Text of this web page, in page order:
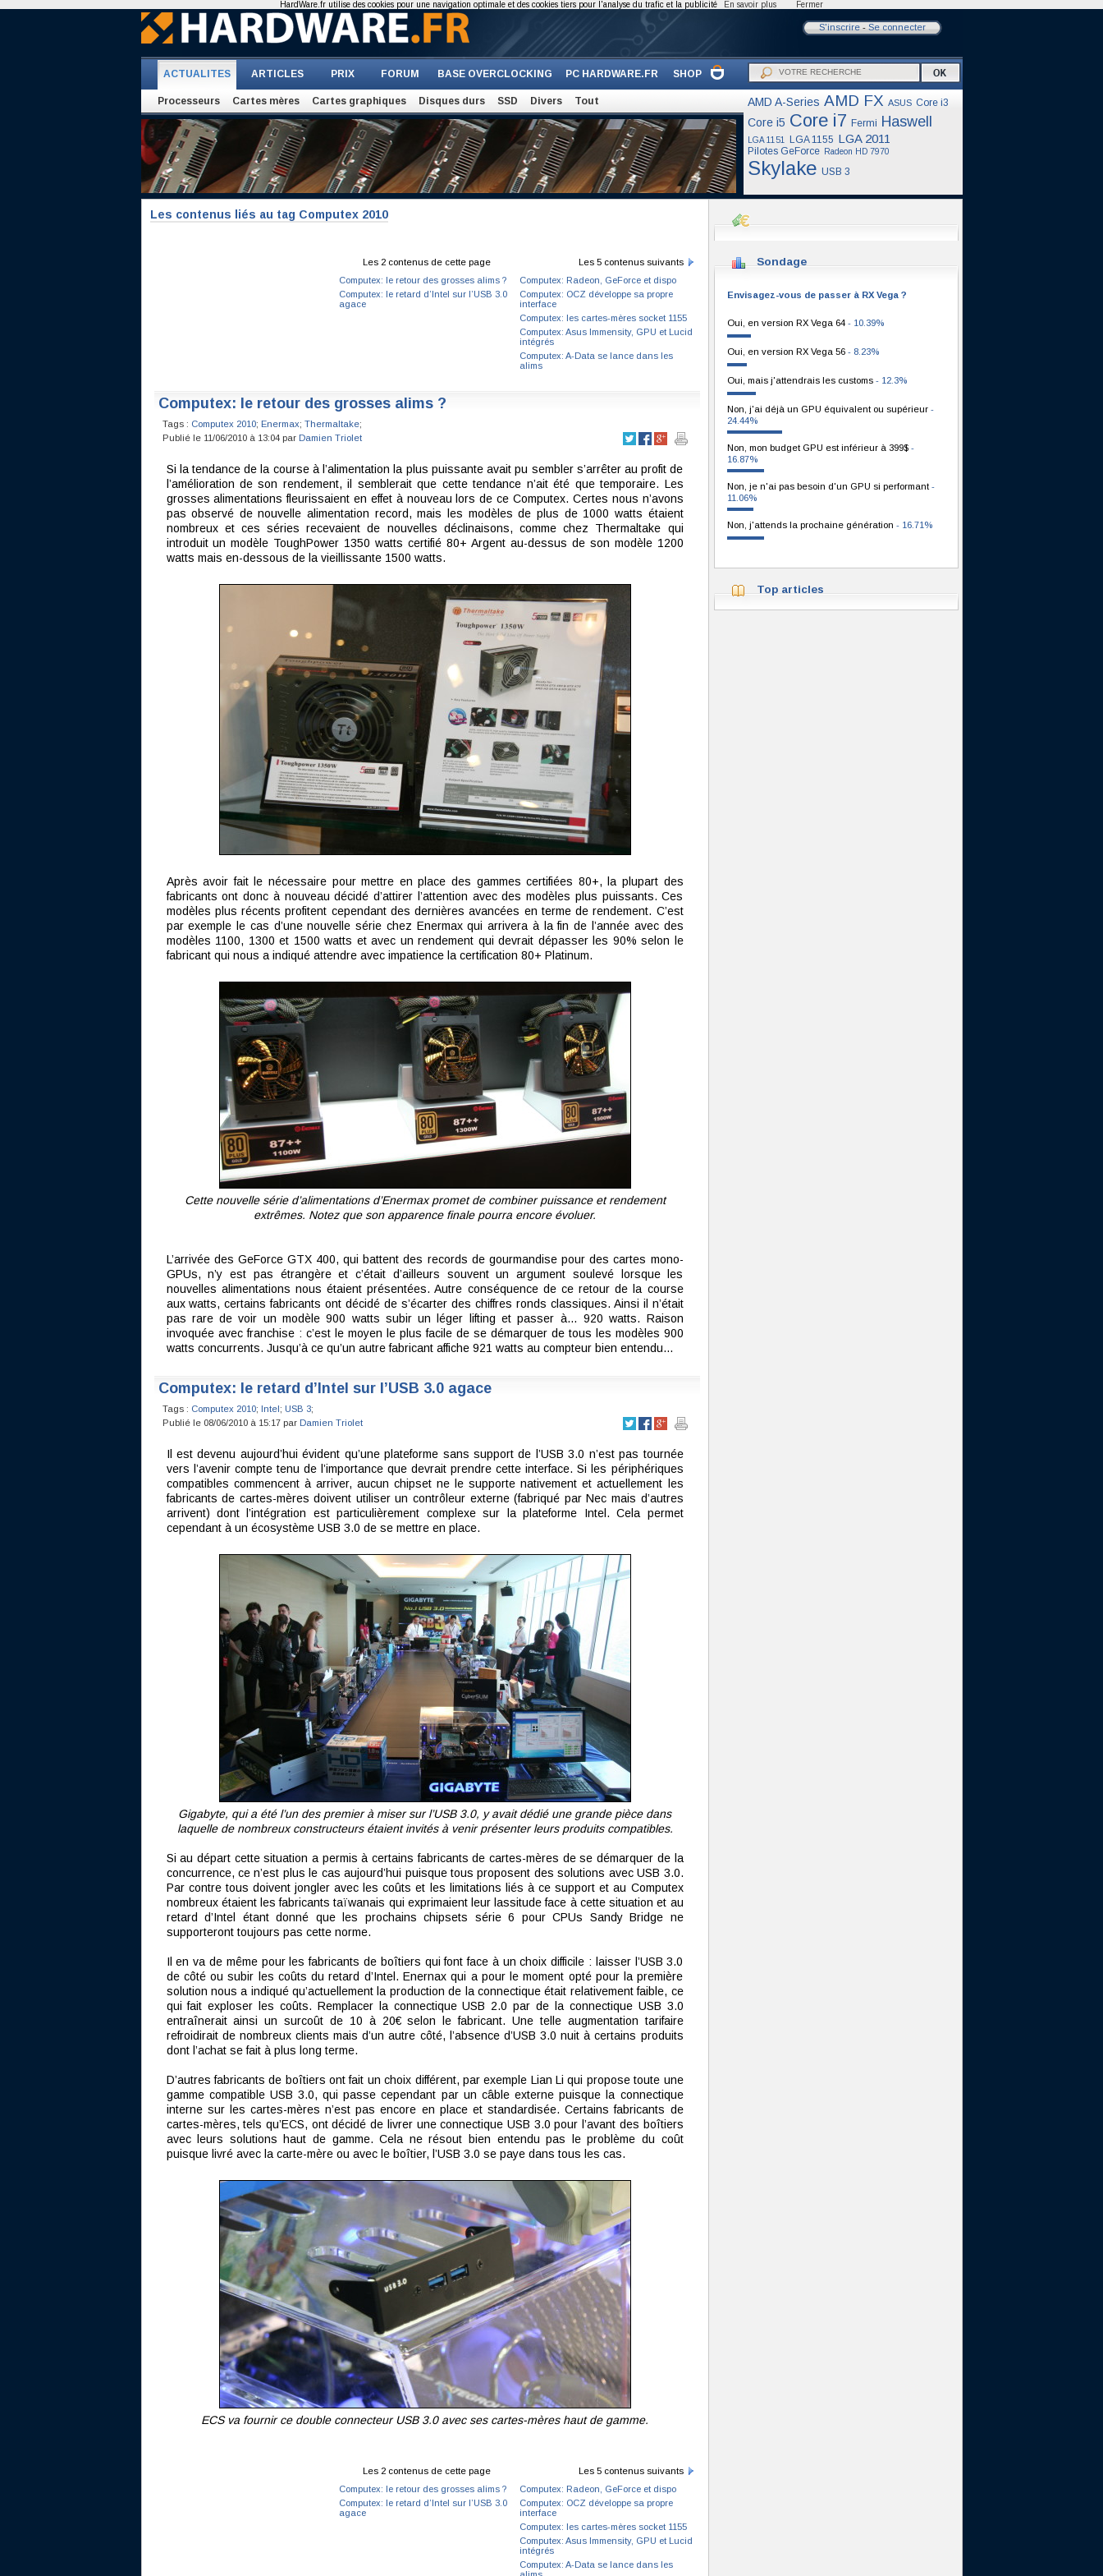
S'inscrire- Se connecter
ACTUALITES ARTICLES PRIX FORUM BASE OVERCLOCKING PC HARDWARE.FR SHOP
Processeurs Cartes mères Cartes graphiques Disques durs SSD Divers Tout AMD A-Series AMD FX ASUS Core i3
Core i5 Core i7 Fermi Haswell
LGA 1151 LGA 1155 LGA 2011
Pilotes GeForce Radeon HD 7970
Skylake USB 3
Les contenus liés au tag Computex 2010
Les 2 contenus de cette page
Computex: le retour des grosses alims ?
Computex: le retard d’Intel sur l’USB 3.0
agace
Les 5 contenus suivants
Computex: Radeon, GeForce et dispo
Computex: OCZ développe sa propre
interface
Computex: les cartes-mères socket 1155
Computex: Asus Immensity, GPU et Lucid
intégrés
Computex: A-Data se lance dans les
alims
Computex: le retour des grosses alims ?
Tags : Computex 2010; Enermax; Thermaltake;
Publié le 11/06/2010 à 13:04 par Damien Triolet
Si la tendance de la course à l’alimentation la plus puissante avait pu sembler s’arrêter au profit de
l’amélioration de son rendement, il semblerait que cette tendance n’ait été que temporaire. Les
grosses alimentations fleurissaient en effet à nouveau lors de ce Computex. Certes nous n’avons
pas observé de nouvelle alimentation record, mais les modèles de plus de 1000 watts étaient
nombreux et ces séries recevaient de nouvelles déclinaisons, comme chez Thermaltake qui
introduit un modèle ToughPower 1350 watts certifié 80+ Argent au-dessus de son modèle 1200
watts mais en-dessous de la vieillissante 1500 watts.
Après avoir fait le nécessaire pour mettre en place des gammes certifiées 80+, la plupart des
fabricants ont donc à nouveau décidé d’attirer l’attention avec des modèles plus puissants. Ces
modèles plus récents profitent cependant des dernières avancées en terme de rendement. C’est
par exemple le cas d’une nouvelle série chez Enermax qui arrivera à la fin de l’année avec des
modèles 1100, 1300 et 1500 watts et avec un rendement qui devrait dépasser les 90% selon le
fabricant qui nous a indiqué attendre avec impatience la certification 80+ Platinum.
Cette nouvelle série d’alimentations d’Enermax promet de combiner puissance et rendement
extrêmes. Notez que son apparence finale pourra encore évoluer.
L’arrivée des GeForce GTX 400, qui battent des records de gourmandise pour des cartes mono-
GPUs, n’y est pas étrangère et c’était d’ailleurs souvent un argument soulevé lorsque les
nouvelles alimentations nous étaient présentées. Autre conséquence de ce retour de la course
aux watts, certains fabricants ont décidé de s’écarter des chiffres ronds classiques. Ainsi il n’était
pas rare de voir un modèle 900 watts subir un léger lifting et passer à… 920 watts. Raison
invoquée avec franchise : c’est le moyen le plus facile de se démarquer de tous les modèles 900
watts concurrents. Jusqu’à ce qu’un autre fabricant affiche 921 watts au compteur bien entendu…
Computex: le retard d’Intel sur l’USB 3.0 agace
Tags : Computex 2010; Intel; USB 3;
Publié le 08/06/2010 à 15:17 par Damien Triolet
Il est devenu aujourd’hui évident qu’une plateforme sans support de l’USB 3.0 n’est pas tournée
vers l’avenir compte tenu de l’importance que devrait prendre cette interface. Si les périphériques
compatibles commencent à arriver, aucun chipset ne le supporte nativement et actuellement les
fabricants de cartes-mères doivent utiliser un contrôleur externe (fabriqué par Nec mais d’autres
arrivent) dont l’intégration est particulièrement complexe sur la plateforme Intel. Cela permet
cependant à un écosystème USB 3.0 de se mettre en place.
Gigabyte, qui a été l’un des premier à miser sur l’USB 3.0, y avait dédié une grande pièce dans
laquelle de nombreux constructeurs étaient invités à venir présenter leurs produits compatibles.
Si au départ cette situation a permis à certains fabricants de cartes-mères de se démarquer de la
concurrence, ce n’est plus le cas aujourd’hui puisque tous proposent des solutions avec USB 3.0.
Par contre tous doivent jongler avec les coûts et les limitations liés à ce support et au Computex
nombreux étaient les fabricants taïwanais qui exprimaient leur lassitude face à cette situation et au
retard d’Intel étant donné que les prochains chipsets série 6 pour CPUs Sandy Bridge ne
supporteront toujours pas cette norme.
Il en va de même pour les fabricants de boîtiers qui font face à un choix difficile : laisser l’USB 3.0
de côté ou subir les coûts du retard d’Intel. Enernax qui a pour le moment opté pour la première
solution nous a indiqué qu’actuellement la production de la connectique était relativement faible, ce
qui fait exploser les coûts. Remplacer la connectique USB 2.0 par de la connectique USB 3.0
entraînerait ainsi un surcoût de 10 à 20€ selon le fabricant. Une telle augmentation tarifaire
refroidirait de nombreux clients mais d’un autre côté, l’absence d’USB 3.0 nuit à certains produits
dont l’achat se fait à plus long terme.
D’autres fabricants de boîtiers ont fait un choix différent, par exemple Lian Li qui propose toute une
gamme compatible USB 3.0, qui passe cependant par un câble externe puisque la connectique
interne sur les cartes-mères n’est pas encore en place et standardisée. Certains fabricants de
cartes-mères, tels qu’ECS, ont décidé de livrer une connectique USB 3.0 pour l’avant des boîtiers
avec leurs solutions haut de gamme. Cela ne résout bien entendu pas le problème du coût
puisque livré avec la carte-mère ou avec le boîtier, l’USB 3.0 se paye dans tous les cas.
ECS va fournir ce double connecteur USB 3.0 avec ses cartes-mères haut de gamme.
Les 2 contenus de cette page
Computex: le retour des grosses alims ?
Computex: le retard d’Intel sur l’USB 3.0
agace
Les 5 contenus suivants
Computex: Radeon, GeForce et dispo
Computex: OCZ développe sa propre
interface
Computex: les cartes-mères socket 1155
Computex: Asus Immensity, GPU et Lucid
intégrés
Computex: A-Data se lance dans les
Sondage
Envisagez-vous de passer à RX Vega ?
Oui, en version RX Vega 64 - 10.39%
Oui, en version RX Vega 56 - 8.23%
Oui, mais j'attendrais les customs - 12.3%
Non, j'ai déjà un GPU équivalent ou supérieur -
24.44%
Non, mon budget GPU est inférieur à 399$ -
16.87%
Non, je n'ai pas besoin d'un GPU si performant -
11.06%
Non, j'attends la prochaine génération - 16.71%
Top articles
HardWare.fr utilise des cookies pour une navigation optimale et des cookies tiers pour l'analyse du trafic et la publicité En savoir plus Fermer